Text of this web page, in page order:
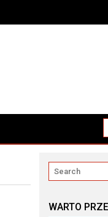
elektryczne
WARTO